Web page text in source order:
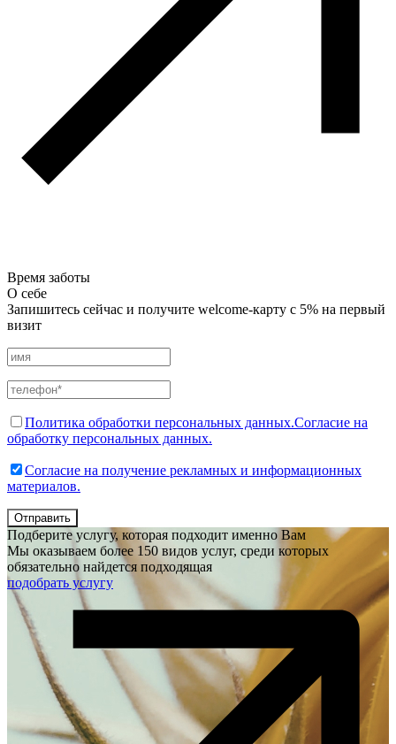
Время заботы
О себе
Запишитесь сейчас и получите welcome-карту с 5% на первый
визит
Политика обработки персональных данных.Согласие на
обработку персональных данных.
Согласие на получение рекламных и информационных
материалов.
Отправить
Подберите услугу, которая подходит именно Вам
Мы оказываем более 150 видов услуг, среди которых
обязательно найдется подходящая
подобрать услугу